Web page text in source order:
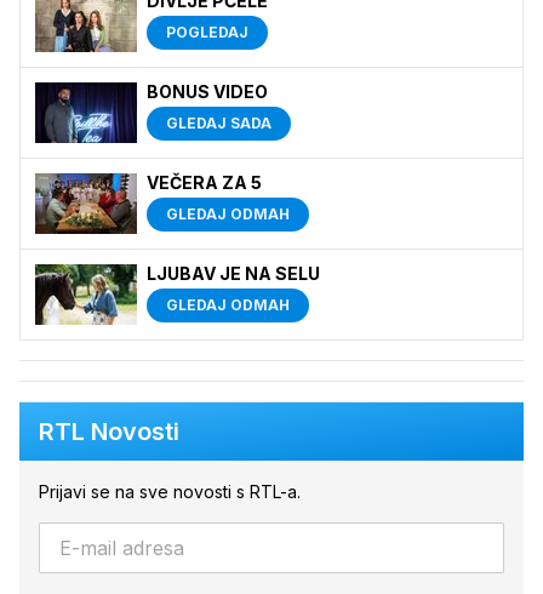
POGLEDAJ
BONUS VIDEO
GLEDAJ SADA
VEČERA ZA 5
GLEDAJ ODMAH
LJUBAV JE NA SELU
GLEDAJ ODMAH
RTL Novosti
Prijavi se na sve novosti s RTL-a.